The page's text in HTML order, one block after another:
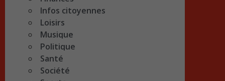
Infos citoyennes
Loisirs
Musique
Politique
Santé
Société